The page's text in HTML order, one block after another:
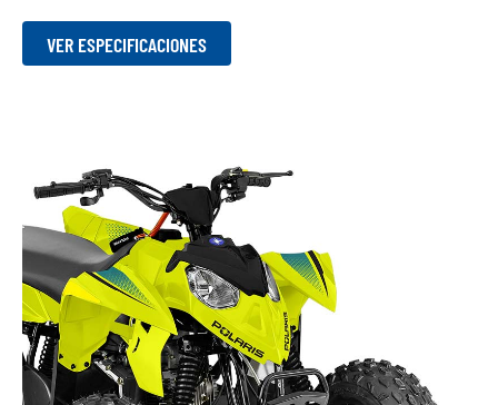
VER ESPECIFICACIONES